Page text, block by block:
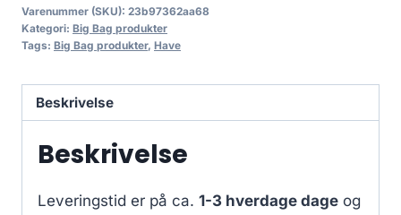
Varenummer (SKU): 23b97362aa68
Kategori: Big Bag produkter
Tags: Big Bag produkter, Have
Beskrivelse
Beskrivelse
Leveringstid er på ca. 1-3 hverdage dage og